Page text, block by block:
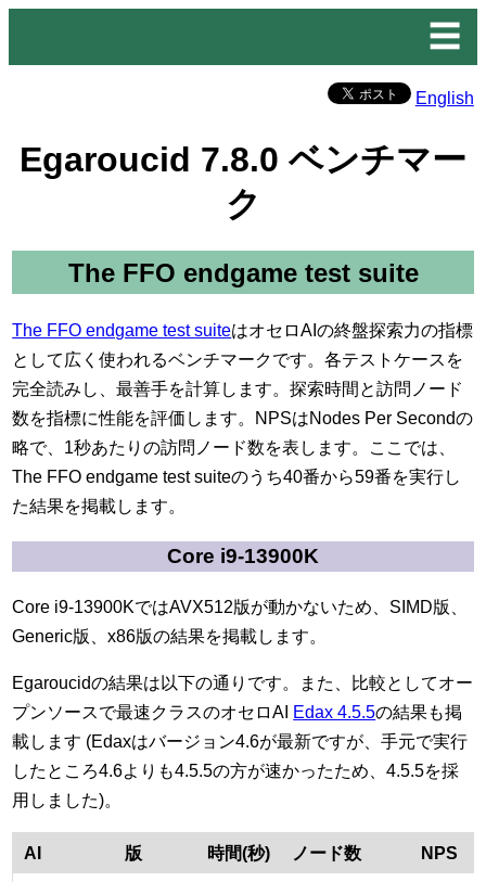
☰
English
Egaroucid 7.8.0 ベンチマー
ク
The FFO endgame test suite
The FFO endgame test suiteはオセロAIの終盤探索力の指標
として広く使われるベンチマークです。各テストケースを
完全読みし、最善手を計算します。探索時間と訪問ノード
数を指標に性能を評価します。NPSはNodes Per Secondの
略で、1秒あたりの訪問ノード数を表します。ここでは、
The FFO endgame test suiteのうち40番から59番を実行し
た結果を掲載します。
Core i9-13900K
Core i9-13900KではAVX512版が動かないため、SIMD版、
Generic版、x86版の結果を掲載します。
Egaroucidの結果は以下の通りです。また、比較としてオー
プンソースで最速クラスのオセロAI Edax 4.5.5の結果も掲
載します (Edaxはバージョン4.6が最新ですが、手元で実行
したところ4.6よりも4.5.5の方が速かったため、4.5.5を採
用しました)。
AI 版 時間(秒) ノード数 NPS